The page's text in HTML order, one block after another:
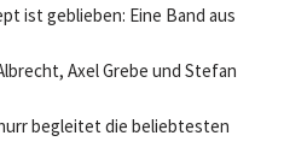
ist geblieben: Eine Band aus
Axel Grebe und Stefan
begleitet die beliebtesten